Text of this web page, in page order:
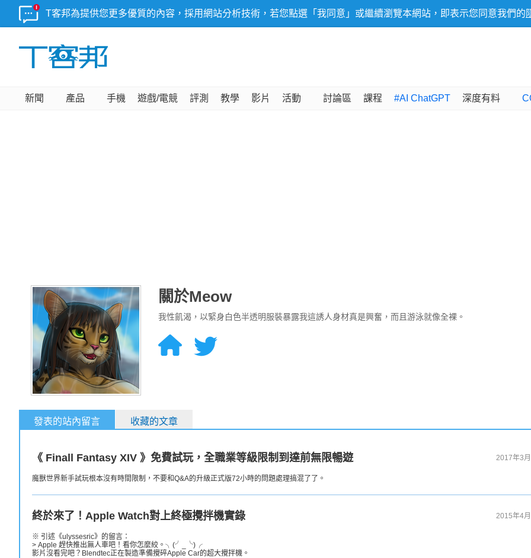
T客邦為提供您更多優質的內容，採用網站分析技術，若您點選「我同意」或繼續瀏覽本網站，即表示您同意我們的
新聞 產品 手機 遊戲/電競 評測 教學 影片 活動 討論區 課程 #AI ChatGPT 深度有料
關於Meow
我性飢渴，以緊身白色半透明服裝暴露我這誘人身材真是興奮，而且游泳就像全裸。
發表的站內留言 收藏的文章
《 Finall Fantasy XIV 》免費試玩，全職業等級限制到達前無限暢遊 2017年3
魔獸世界新手試玩根本沒有時間限制，不要和Q&A的升級正式版72小時的問題處理搞混了了。
終於來了！Apple Watch對上終極攪拌機實錄 2015年4
※ 引述《ulyssesric》的留言：
> Apple 趕快推出無人車吧！看你怎麼絞。╮(╯_╰)╭
影片沒看完吧？Blendtec正在製造準備攪碎Apple Car的超大攪拌機。